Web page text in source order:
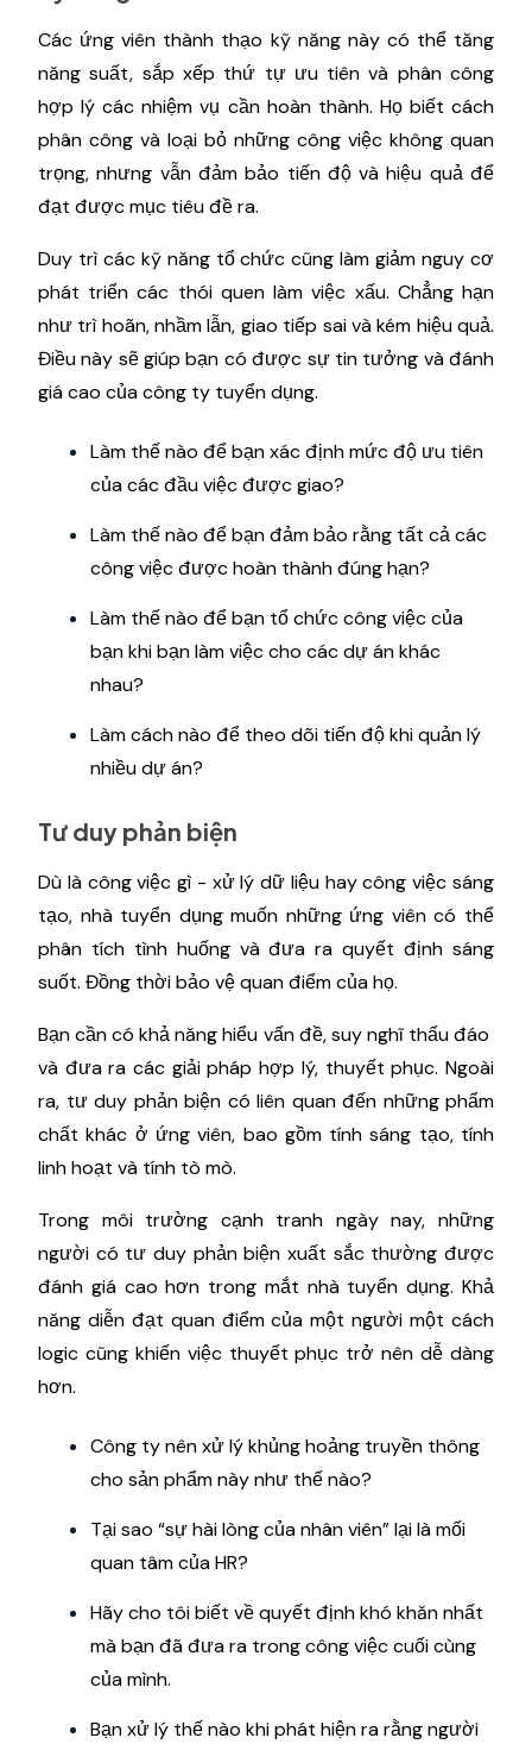
Các ứng viên thành thạo kỹ năng này có thể tăng
năng suất, sắp xếp thứ tự ưu tiên và phân công
hợp lý các nhiệm vụ cần hoàn thành. Họ biết cách
phân công và loại bỏ những công việc không quan
trọng, nhưng vẫn đảm bảo tiến độ và hiệu quả để
đạt được mục tiêu đề ra.
Duy trì các kỹ năng tổ chức cũng làm giảm nguy cơ
phát triển các thói quen làm việc xấu. Chẳng hạn
như trì hoãn, nhầm lẫn, giao tiếp sai và kém hiệu quả.
Điều này sẽ giúp bạn có được sự tin tưởng và đánh
giá cao của công ty tuyển dụng.
Làm thế nào để bạn xác định mức độ ưu tiên
của các đầu việc được giao?
Làm thế nào để bạn đảm bảo rằng tất cả các
công việc được hoàn thành đúng hạn?
Làm thế nào để bạn tổ chức công việc của
bạn khi bạn làm việc cho các dự án khác
nhau?
Làm cách nào để theo dõi tiến độ khi quản lý
nhiều dự án?
Tư duy phản biện
Dù là công việc gì - xử lý dữ liệu hay công việc sáng
tạo, nhà tuyển dụng muốn những ứng viên có thể
phân tích tình huống và đưa ra quyết định sáng
suốt. Đồng thời bảo vệ quan điểm của họ.
Bạn cần có khả năng hiểu vấn đề, suy nghĩ thấu đáo
và đưa ra các giải pháp hợp lý, thuyết phục. Ngoài
ra, tư duy phản biện có liên quan đến những phẩm
chất khác ở ứng viên, bao gồm tính sáng tạo, tính
linh hoạt và tính tò mò.
Trong môi trường cạnh tranh ngày nay, những
người có tư duy phản biện xuất sắc thường được
đánh giá cao hơn trong mắt nhà tuyển dụng. Khả
năng diễn đạt quan điểm của một người một cách
logic cũng khiến việc thuyết phục trở nên dễ dàng
hơn.
Công ty nên xử lý khủng hoảng truyền thông
cho sản phẩm này như thế nào?
Tại sao “sự hài lòng của nhân viên” lại là mối
quan tâm của HR?
Hãy cho tôi biết về quyết định khó khăn nhất
mà bạn đã đưa ra trong công việc cuối cùng
của mình.
Bạn xử lý thế nào khi phát hiện ra rằng người